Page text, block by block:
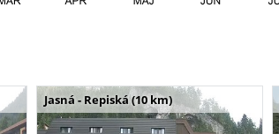
Jasná - Repiská (10 km)